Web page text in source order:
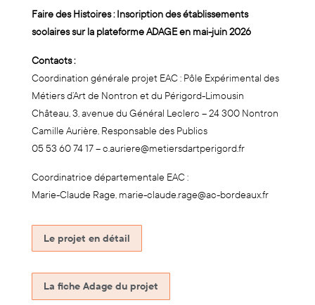
Faire des Histoires : Inscription des établissements
scolaires sur la plateforme ADAGE en mai-juin 2026
Contacts :
Coordination générale projet EAC : Pôle Expérimental des
Métiers d’Art de Nontron et du Périgord-Limousin
Château, 3, avenue du Général Leclerc – 24 300 Nontron
Camille Aurière, Responsable des Publics
05 53 60 74 17 – c.auriere@metiersdartperigord.fr
Coordinatrice départementale EAC :
Marie-Claude Rage, marie-claude.rage@ac-bordeaux.fr
Le projet en détail
La fiche Adage du projet